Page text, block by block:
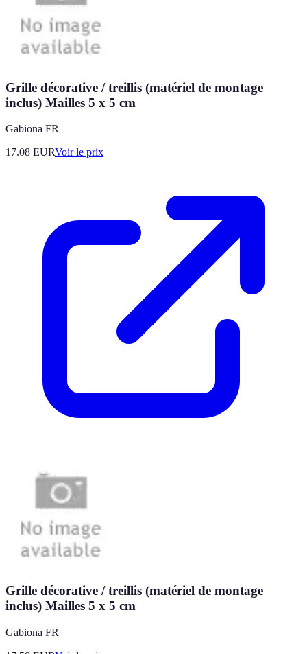
Grille décorative / treillis (matériel de montage
inclus) Mailles 5 x 5 cm
Gabiona FR
17.08 EURVoir le prix
Grille décorative / treillis (matériel de montage
inclus) Mailles 5 x 5 cm
Gabiona FR